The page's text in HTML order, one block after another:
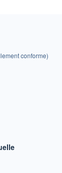
conforme)